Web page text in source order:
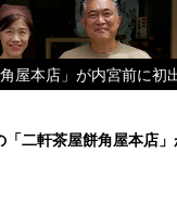
屋本店」が内宮前に初
「二軒茶屋餅角屋本店